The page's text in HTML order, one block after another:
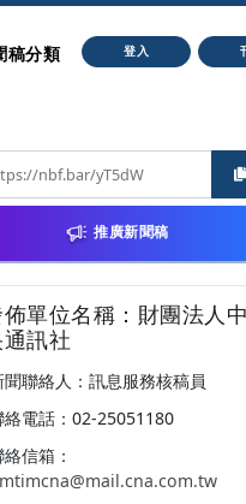
稿分類 登入
推廣新聞稿
單位名稱：財團法人中
訊社
聞聯絡人：訊息服務核稿員
絡電話：02-25051180
信箱：